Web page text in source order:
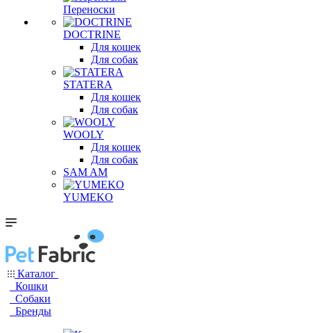
Переноски
DOCTRINE
Для кошек
Для собак
STATERA
Для кошек
Для собак
WOOLY
Для кошек
Для собак
SAM AM
YUMEKO
Каталог
Кошки
Собаки
Бренды